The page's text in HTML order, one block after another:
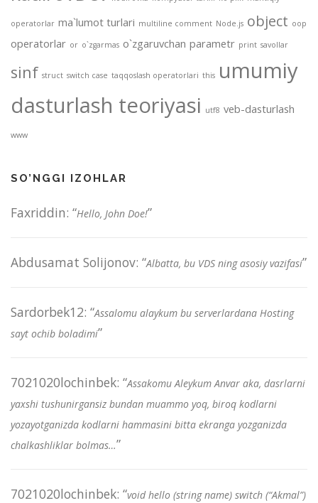
operatorlar ma`lumot turlari multiline comment Node.js object oop
operatorlar or o`zgarmas o`zgaruvchan parametr print savollar
sinf struct switch case taqqoslash operatorlari this umumiy
dasturlash teoriyasi utf8 veb-dasturlash
www
SO’NGGI IZOHLAR
Faxriddin: “Hello, John Doe!”
Abdusamat Solijonov: “Albatta, bu VDS ning asosiy vazifasi”
Sardorbek12: “Assalomu alaykum bu serverlardana Hosting
sayt ochib boladimi”
7021020lochinbek: “Assakomu Aleykum Anvar aka, dasrlarni
yaxshi tushunirgansiz bundan muammo yoq, biroq kodlarni
yozayotganizda kodlarni hammasini bitta ekranga yozganizda
chalkashliklar bolmas…”
7021020lochinbek: “void hello (string name) switch (“Akmal”)